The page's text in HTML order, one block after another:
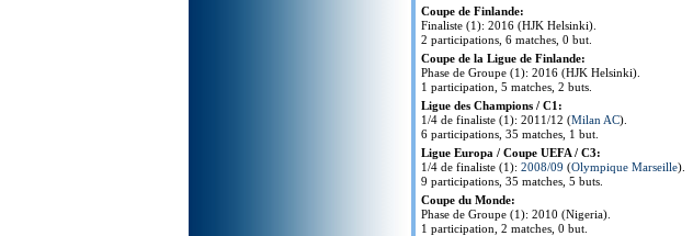
Coupe de Finlande:
Finaliste (1): 2016 (HJK Helsinki).
2 participations, 6 matches, 0 but.
Coupe de la Ligue de Finlande:
Phase de Groupe (1): 2016 (HJK Helsinki).
1 participation, 5 matches, 2 buts.
Ligue des Champions / C1:
1/4 de finaliste (1): 2011/12 (Milan AC).
6 participations, 35 matches, 1 but.
Ligue Europa / Coupe UEFA / C3:
1/4 de finaliste (1): 2008/09 (Olympique Marseille).
9 participations, 35 matches, 5 buts.
Coupe du Monde:
Phase de Groupe (1): 2010 (Nigeria).
1 participation, 2 matches, 0 but.